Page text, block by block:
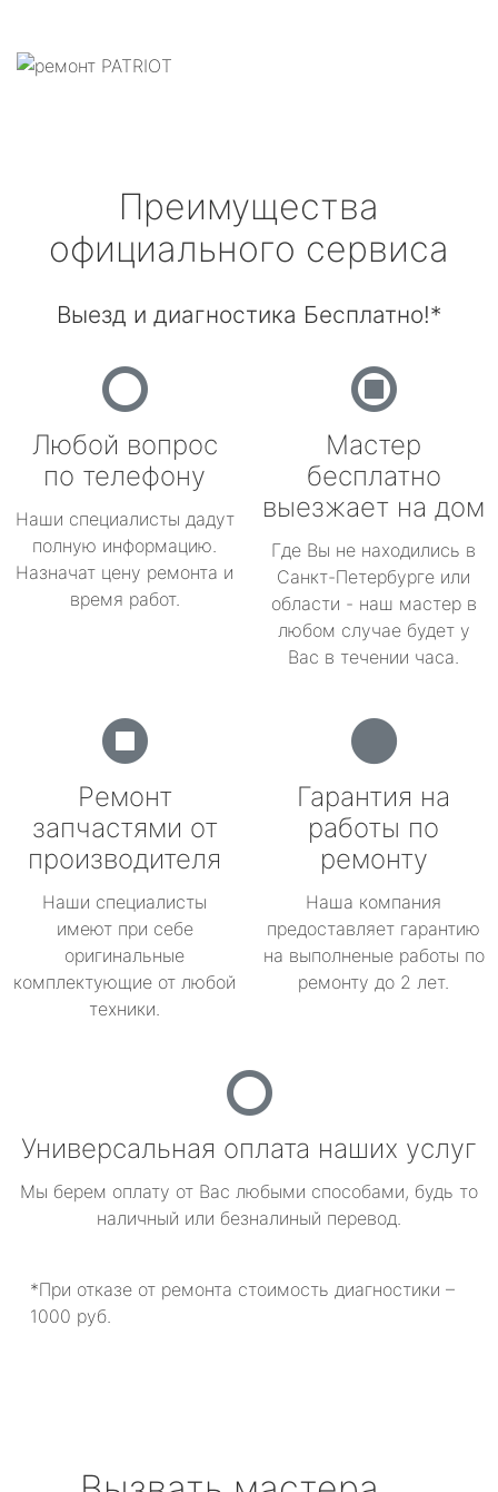
Преимущества
официального сервиса
Выезд и диагностика Бесплатно!*
Любой вопрос
по телефону
Наши специалисты дадут
полную информацию.
Назначат цену ремонта и
время работ.
Мастер
бесплатно
выезжает на дом
Где Вы не находились в
Санкт-Петербурге или
области - наш мастер в
любом случае будет у
Вас в течении часа.
Ремонт
запчастями от
производителя
Наши специалисты
имеют при себе
оригинальные
комплектующие от любой
техники.
Гарантия на
работы по
ремонту
Наша компания
предоставляет гарантию
на выполненые работы по
ремонту до 2 лет.
Универсальная оплата наших услуг
Мы берем оплату от Вас любыми способами, будь то
наличный или безналиный перевод.
*При отказе от ремонта стоимость диагностики –
1000 руб.